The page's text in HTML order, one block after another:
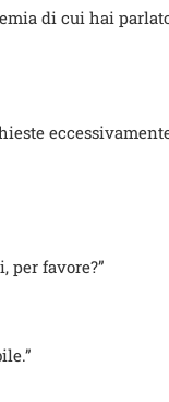
di cui hai
favore?”